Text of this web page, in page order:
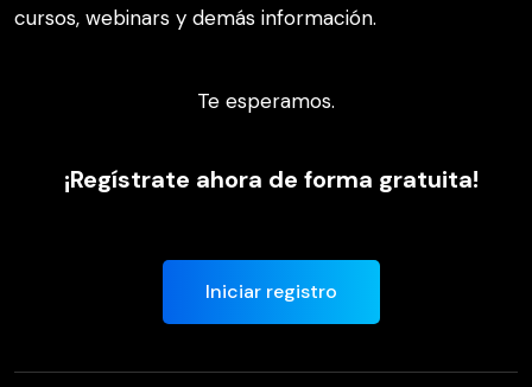
cursos, webinars y demás información.
Te esperamos.
¡Regístrate ahora de forma gratuita!
Iniciar registro